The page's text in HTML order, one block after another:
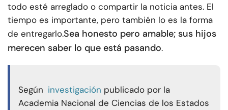
todo esté arreglado o compartir la noticia antes. El
tiempo es importante, pero también lo es la forma
de entregarlo.Sea honesto pero amable; sus hijos
merecen saber lo que está pasando.
Según investigación publicado por la
Academia Nacional de Ciencias de los Estados